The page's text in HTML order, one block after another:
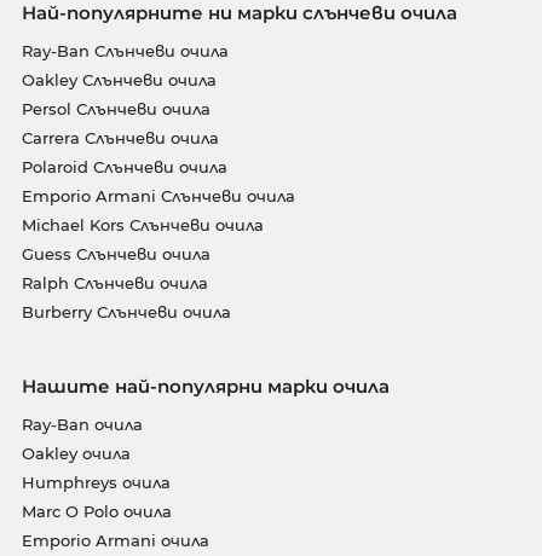
Най-популярните ни марки слънчеви очила
Ray-Ban Слънчеви очила
Oakley Слънчеви очила
Persol Слънчеви очила
Carrera Слънчеви очила
Polaroid Слънчеви очила
Emporio Armani Слънчеви очила
Michael Kors Слънчеви очила
Guess Слънчеви очила
Ralph Слънчеви очила
Burberry Слънчеви очила
Нашите най-популярни марки очила
Ray-Ban очила
Oakley очила
Humphreys очила
Marc O Polo очила
Emporio Armani очила